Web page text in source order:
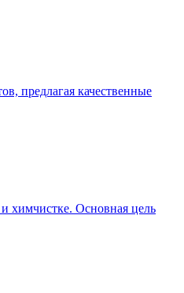
предлагая качественные
химчистке. Основная цель